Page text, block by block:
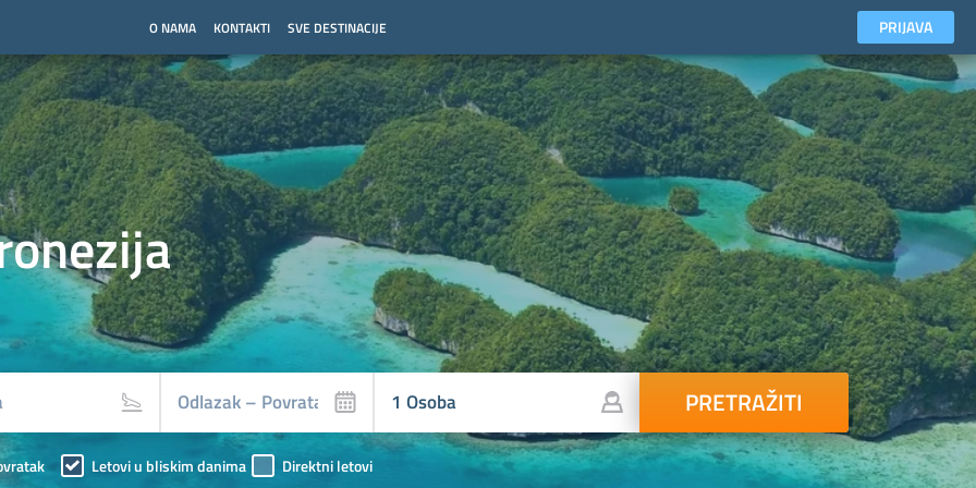
O NAMA KONTAKTI SVE DESTINACIJE PRIJAVA
PRETRAŽITI
Letovi u bliskim danima Direktni letovi